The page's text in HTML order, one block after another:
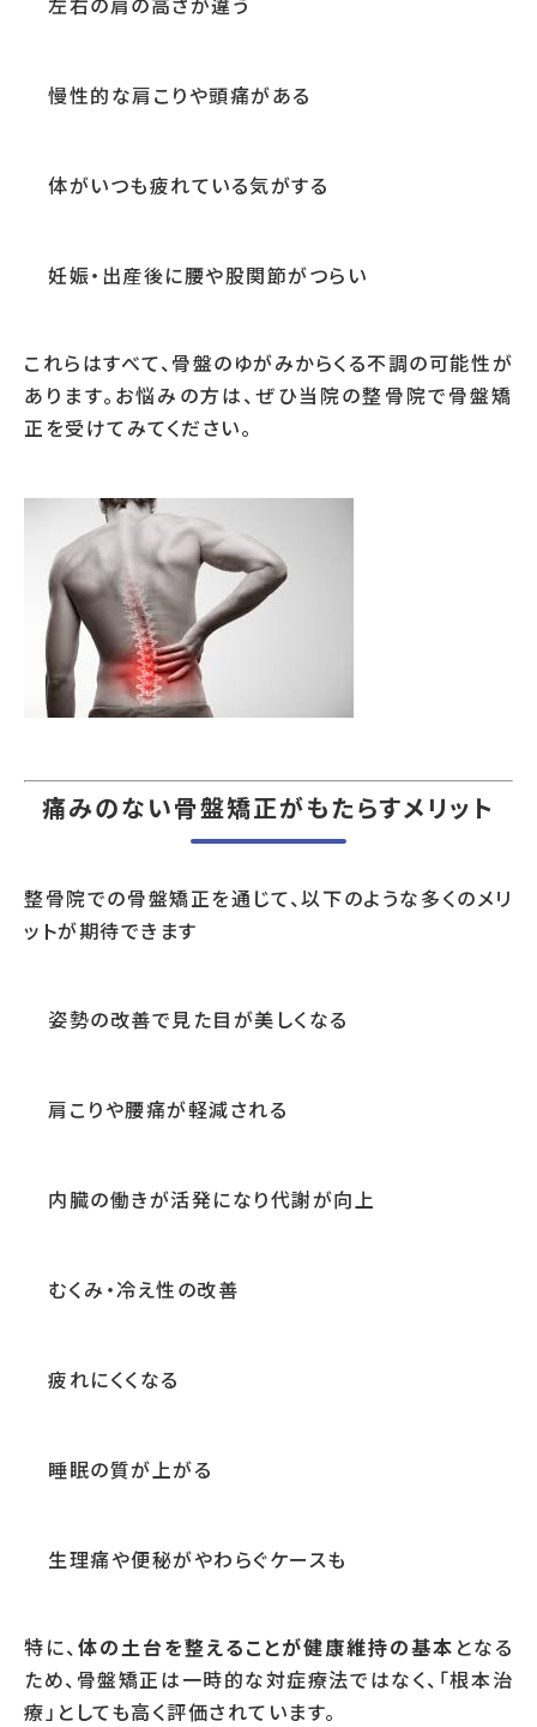
慢性的な肩こりや頭痛がある
体がいつも疲れている気がする
妊娠・出産後に腰や股関節がつらい
これらはすべて、骨盤のゆがみからくる不調の可能性が
あります。お悩みの方は、ぜひ当院の整骨院で骨盤矯
正を受けてみてください。
痛みのない骨盤矯正がもたらすメリット
整骨院での骨盤矯正を通じて、以下のような多くのメリ
ットが期待できます
姿勢の改善で見た目が美しくなる
肩こりや腰痛が軽減される
内臓の働きが活発になり代謝が向上
むくみ・冷え性の改善
疲れにくくなる
睡眠の質が上がる
生理痛や便秘がやわらぐケースも
特に、体の土台を整えることが健康維持の基本 となる
ため、骨盤矯正は一時的な対症療法ではなく、「根本治
療」としても高く評価されています。